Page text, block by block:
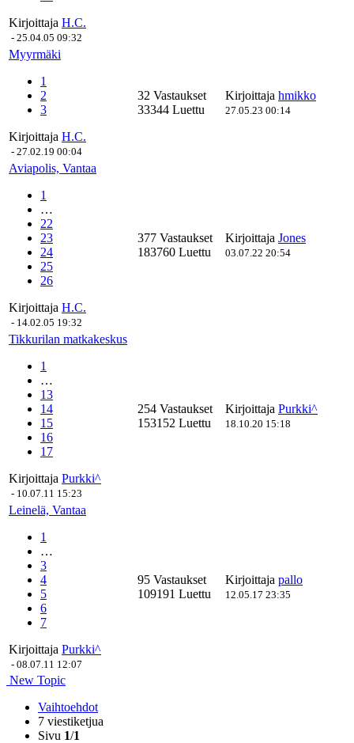
Kirjoittaja H.C.
- 25.04.05 09:32
Myyrmäki
1
2
3
Kirjoittaja H.C.
- 27.02.19 00:04
32 Vastaukset
33344 Luettu
Kirjoittaja hmikko
27.05.23 00:14
Aviapolis, Vantaa
1
…
22
23
24
25
26
Kirjoittaja H.C.
- 14.02.05 19:32
377 Vastaukset
183760 Luettu
Kirjoittaja Jones
03.07.22 20:54
Tikkurilan matkakeskus
1
…
13
14
15
16
17
Kirjoittaja Purkki^
- 10.07.11 15:23
254 Vastaukset
153152 Luettu
Kirjoittaja Purkki^
18.10.20 15:18
Leinelä, Vantaa
1
…
3
4
5
6
7
Kirjoittaja Purkki^
- 08.07.11 12:07
95 Vastaukset
109191 Luettu
Kirjoittaja pallo
12.05.17 23:35
New Topic
Vaihtoehdot
7 viestiketjua
Sivu 1/1